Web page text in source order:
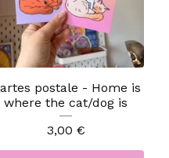
postale - Home is
where the cat/dog is
3,00 €